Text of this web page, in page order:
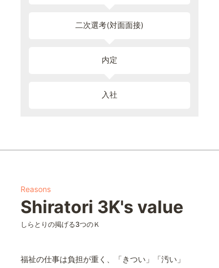
二次選考(対面面接)
内定
入社
しらとりの掲げる3つのＫ
Shiratori 3K's value
Reasons
福祉の仕事は負担が重く、「きつい」「汚い」